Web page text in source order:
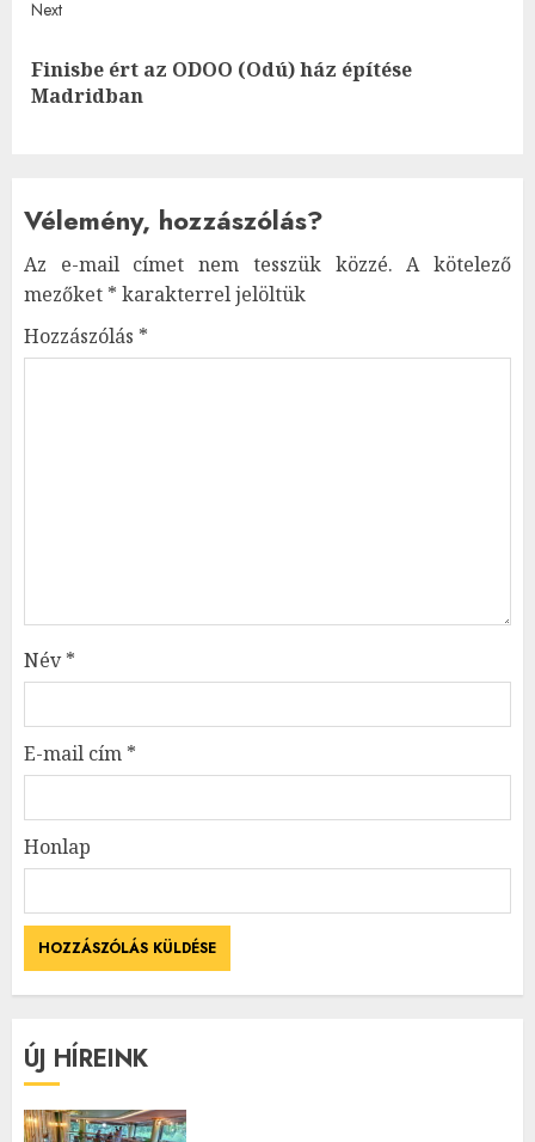
Next
Next
post:
Finisbe ért az ODOO (Odú) ház építése
Madridban
Vélemény, hozzászólás?
Az e-mail címet nem tesszük közzé. A kötelező
mezőket * karakterrel jelöltük
Hozzászólás *
Név*
E-mail cím *
Honlap
ÚJ HÍREINK